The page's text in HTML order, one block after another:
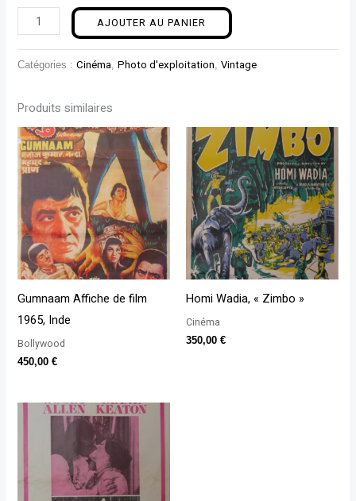
AJOUTER AU PANIER
Catégories :Cinéma ,Photo d'exploitation ,Vintage
Produits similaires
Gumnaam Affiche de film
1965, Inde
Bollywood
450,00€
Homi Wadia, « Zimbo »
Cinéma
350,00 €